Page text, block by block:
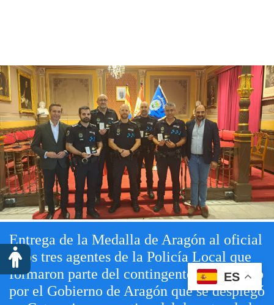
Entrega de la Medalla de Aragón al oficial
y los tres agentes de la Policía Local que
formaron parte del contingente coordinado
por el Gobierno de Aragón que se desplegó
ES